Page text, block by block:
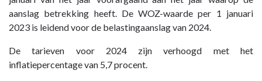
Paragraaf
heffingen
aanslag betrekking heeft. De WOZ-waarde per 1 januari
2023 is leidend voor de belastingaanslag van 2024.
De tarieven voor 2024 zijn verhoogd met het
inflatiepercentage van 5,7 procent.